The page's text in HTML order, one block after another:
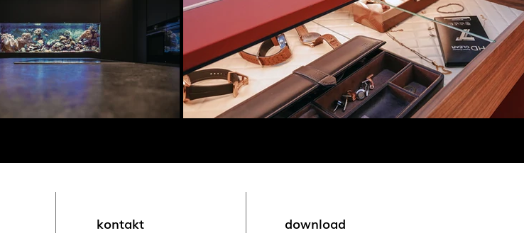
kontakt download